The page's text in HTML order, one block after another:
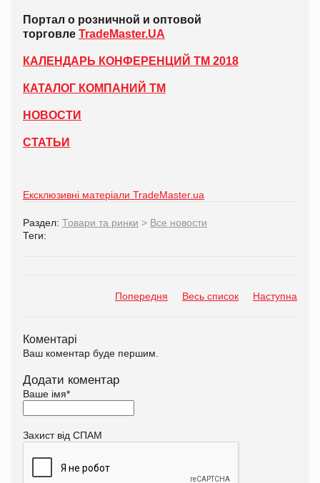
Портал о розничной и оптовой
торговле TradeMaster.UA
КАЛЕНДАРЬ КОНФЕРЕНЦИЙ ТМ 2018
КАТАЛОГ КОМПАНИЙ ТМ
НОВОСТИ
СТАТЬИ
Ексклюзивні матеріали TradeMaster.ua
Раздел: Товари та ринки > Все новости
Теги:
Попередня Весь список Наступна
Коментарі
Ваш коментар буде першим.
Додати коментар
Ваше імя*
Захист від СПАМ